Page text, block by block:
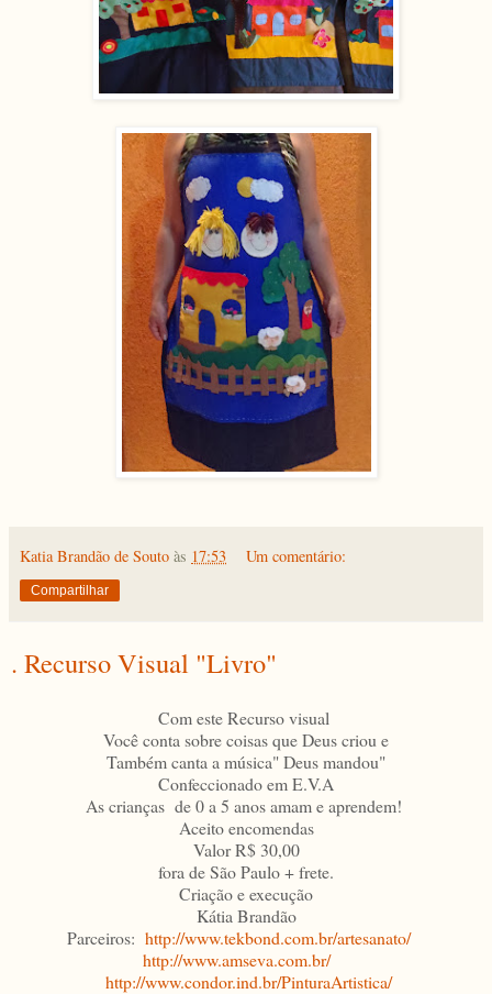
Katia Brandão de Souto às 17:53 Um comentário:
Compartilhar
. Recurso Visual "Livro"
Com este Recurso visual
Você conta sobre coisas que Deus criou e
Também canta a música" Deus mandou"
Confeccionado em E.V.A
As crianças de 0 a 5 anos amam e aprendem!
Aceito encomendas
Valor R$ 30,00
fora de São Paulo + frete.
Criação e execução
Kátia Brandão
Parceiros: http://www.tekbond.com.br/artesanato/
http://www.amseva.com.br/
http://www.condor.ind.br/PinturaArtistica/